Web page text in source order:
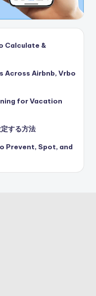
Calculate &
Across Airbnb, Vrbo
for Vacation
する方法
Prevent, Spot, and